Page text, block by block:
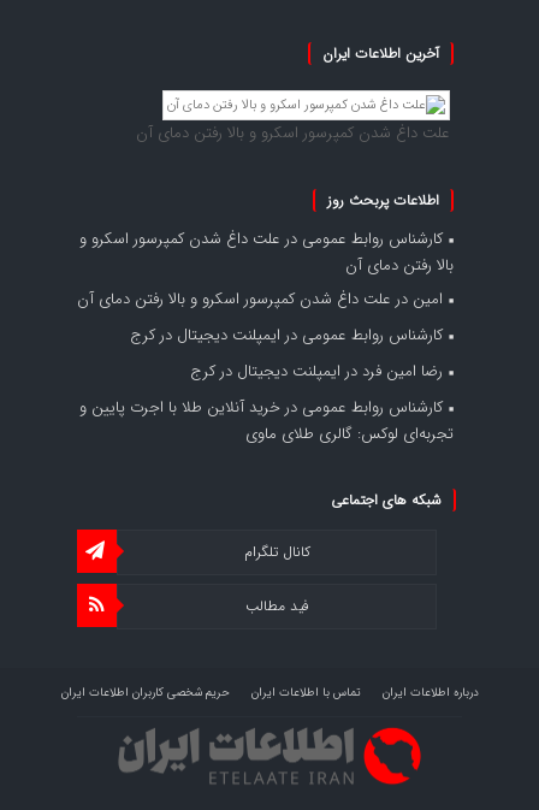
آخرین اطلاعات ایران
علت داغ شدن کمپرسور اسکرو و بالا رفتن دمای آن
اطلاعات پربحث روز
کارشناس روابط عمومی در علت داغ شدن کمپرسور اسکرو و
بالا رفتن دمای آن
امین در علت داغ شدن کمپرسور اسکرو و بالا رفتن دمای آن
کارشناس روابط عمومی در ایمپلنت دیجیتال در کرج
رضا امین فرد در ایمپلنت دیجیتال در کرج
کارشناس روابط عمومی در خرید آنلاین طلا با اجرت پایین و
تجربه‌ای لوکس: گالری طلای ماوی
شبکه های اجتماعی
کانال تلگرام
فید مطالب
درباره اطلاعات ایران تماس با اطلاعات ایران حریم شخصی کاربران اطلاعات ایران
شرایط بازنشر محتوا در اطلاعات ایران تبلیغات در اطلاعات ایران تحلیل اطلاعات سرمایه